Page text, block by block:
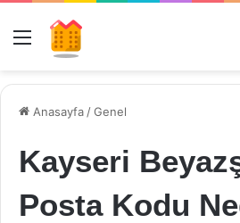
Menü
Anasayfa /Genel
Kayseri
Posta Kodu